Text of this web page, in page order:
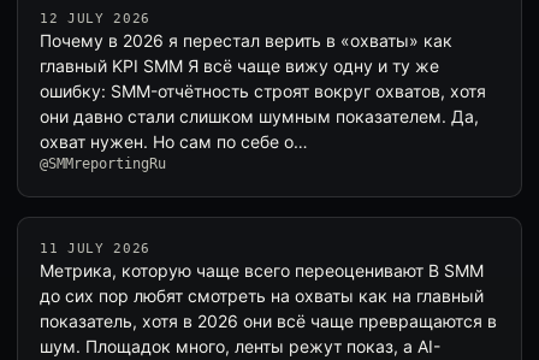
12 JULY 2026
Почему в 2026 я перестал верить в «охваты» как
главный KPI SMM Я всё чаще вижу одну и ту же
ошибку: SMM-отчётность строят вокруг охватов, хотя
они давно стали слишком шумным показателем. Да,
охват нужен. Но сам по себе о…
@SMMreportingRu
11 JULY 2026
Метрика, которую чаще всего переоценивают В SMM
до сих пор любят смотреть на охваты как на главный
показатель, хотя в 2026 они всё чаще превращаются в
шум. Площадок много, ленты режут показ, а AI-